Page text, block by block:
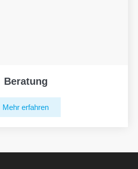
Beratung
Mehr erfahren